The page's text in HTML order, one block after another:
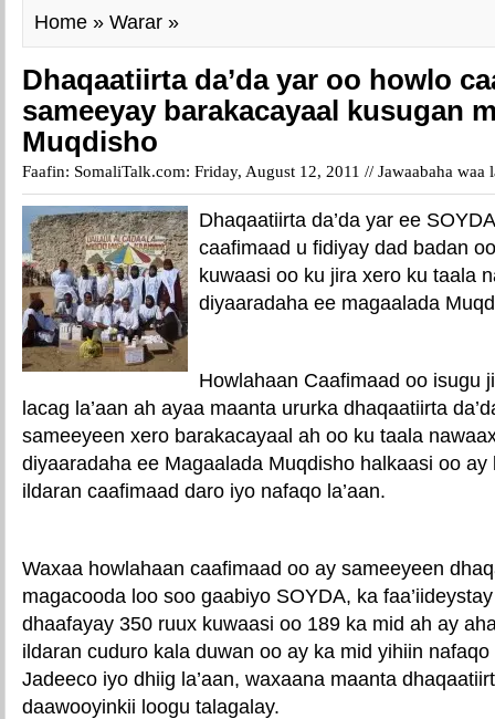
Home » Warar »
Dhaqaatiirta da’da yar oo howlo
sameeyay barakacayaal kusugan
Muqdisho
Faafin: SomaliTalk.com: Friday, August 12, 2011 // Jawaabaha waa
Dhaqaatiirta da’da yar ee
caafimaad u fidiyay dad badan
kuwaasi oo ku jira xero ku taala
diyaaradaha ee magaalada
Howlahaan Caafimaad oo isugu
lacag la’aan ah ayaa maanta ururka dhaqaatiirta
sameeyeen xero barakacayaal ah oo ku taala
diyaaradaha ee Magaalada Muqdisho halkaasi oo
ildaran caafimaad daro iyo nafaqo la’aan.
Waxaa howlahaan caafimaad oo ay sameeyeen
magacooda loo soo gaabiyo SOYDA, ka
dhaafayay 350 ruux kuwaasi oo 189 ka mid ah ay
ildaran cuduro kala duwan oo ay ka mid yihiin nafaqo
Jadeeco iyo dhiig la’aan, waxaana maanta
daawooyinkii loogu talagalay.